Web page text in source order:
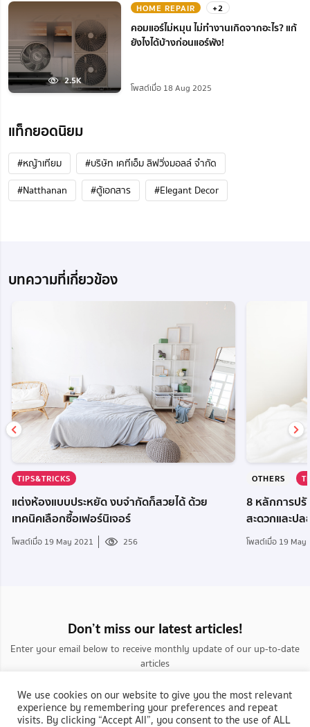
2.5K
HOME REPAIR +2
คอมแอร์ไม่หมุน ไม่ทํางานเกิดจากอะไร? แก้
ยังไงได้บ้างก่อนแอร์พัง!
โพสต์เมื่อ 18 Aug 2025
แท็กยอดนิยม
#หญ้าเทียม
#บริษัท เคทีเอ็ม ลิฟวิ่งมอลล์ จำกัด
#Natthanan
#ตู้เอกสาร #Elegant Decor
บทความที่เกี่ยวข้อง
TIPS&TRICKS
แต่งห้องแบบประหยัด งบจำกัดก็สวยได้ ด้วย
เทคนิคเลือกซื้อเฟอร์นิเจอร์
โพสต์เมื่อ 19 May 2021 256
OTHERS
8 หลักการป
สะดวกและป
โพสต์เมื่อ 19 May
Don’t miss our latest articles!
Enter your email below to receive monthly update of our up-to-date
articles
We use cookies on our website to give you the most relevant
experience by remembering your preferences and repeat
visits. By clicking “Accept All”, you consent to the use of ALL